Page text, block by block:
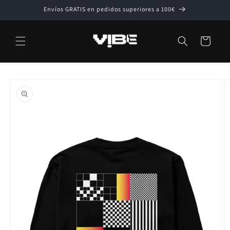
directamente
al contenido
Envíos GRATIS en pedidos superiores a 100€
Carrito
a la
información